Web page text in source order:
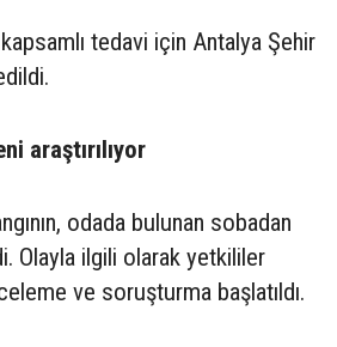
tedavi için Antalya Şehir
araştırılıyor
odada bulunan sobadan
Olayla ilgili olarak yetkililer
ve soruşturma başlatıldı.